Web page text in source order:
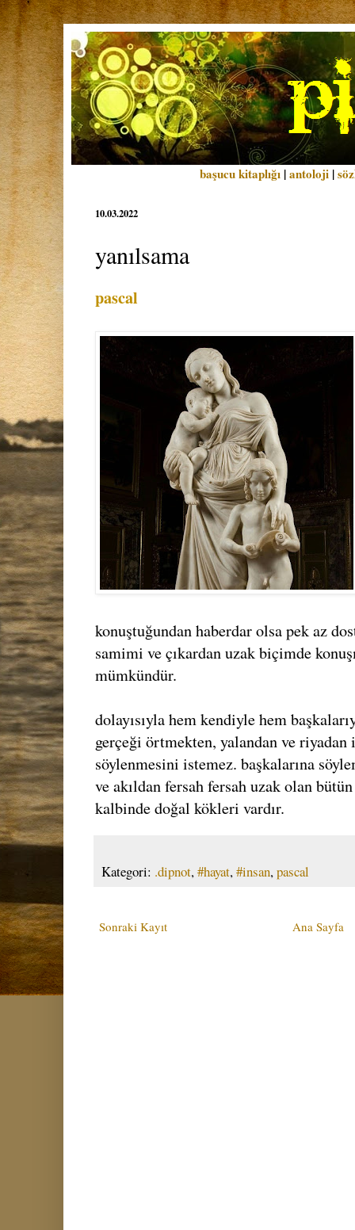
başucu kitaplığı |antoloji |
10.03.2022
yanılsama
pascal
konuştuğundan haberdar olsa pek az
samimi ve çıkardan uzak biçimde
mümkündür.
dolayısıyla hem kendiyle hem
gerçeği örtmekten, yalandan ve
söylenmesini istemez. başkalarına
ve akıldan fersah fersah uzak olan
kalbinde doğal kökleri vardır.
Kategori: .dipnot,#hayat,#insan,pascal
Sonraki Kayıt Ana Sayfa